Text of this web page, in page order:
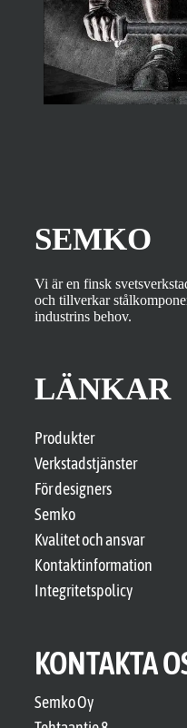
SEMKO
Vi är en finsk
och tillverkar
industrins behov.
LÄNKAR
Produkter
Verkstadstjänster
För designers
Semko
Kvalitet och ansvar
Kontaktinformation
Integritetspolicy
KONTAKTA
Semko Oy